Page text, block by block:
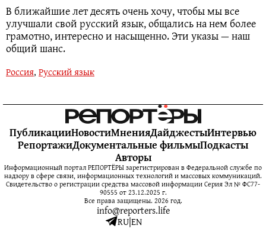
В ближайшие лет десять очень хочу, чтобы мы все
улучшали свой русский язык, общались на нем более
грамотно, интересно и насыщенно. Эти указы — наш
общий шанс.
Россия, Русский язык
ПубликацииНовостиМненияДайджестыИнтервью
РепортажиДокументальные фильмыПодкасты
Авторы
Информационный портал РЕПОРТЁРЫ зарегистрирован в Федеральной службе по
надзору в сфере связи, информационных технологий и массовых коммуникаций.
Свидетельство о регистрации средства массовой информации Серия Эл № ФС77-
90555 от 23.12.2025 г.
Все права защищены. 2026 год.
info@reporters.life
RU|EN